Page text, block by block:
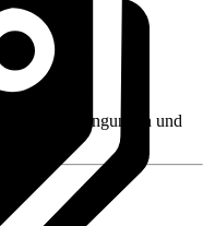
und